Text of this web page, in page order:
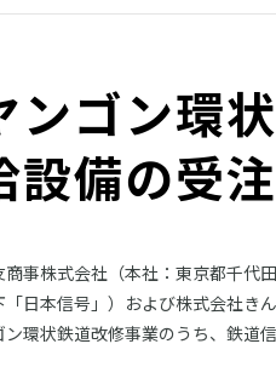
ンゴン環
設備の受
商事株式会社（本社：東京都千代
「日本信号」）および株式会社き
ン環状鉄道改修事業のうち、鉄道